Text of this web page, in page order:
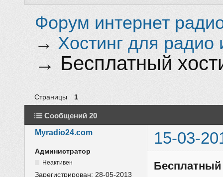
Форум интернет
→ Хостинг для радио
→ Бесплатный
Страницы 1
Сообщений 20
Myradio24.com
15-03-
Администратор
Неактивен
Зарегистрирован:28-05-2013
Бесплатный